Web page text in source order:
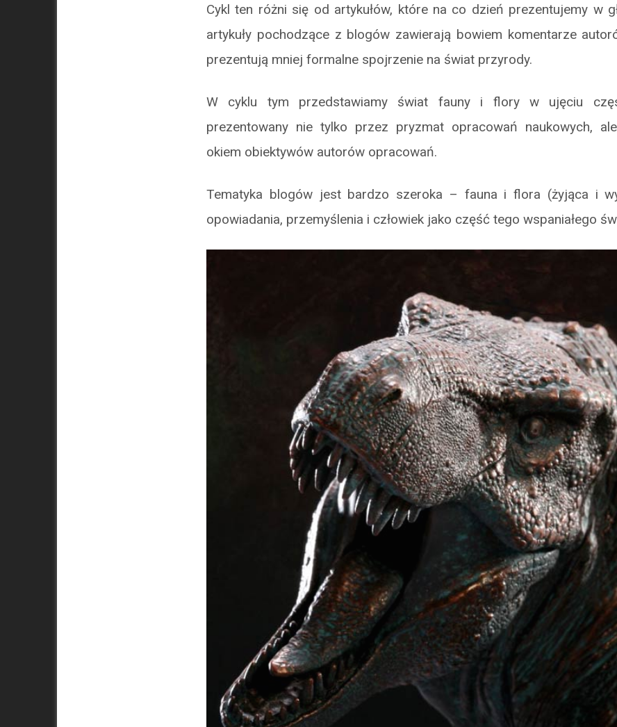
Cykl ten różni się od artykułów, które na co dzień prezentujemy w
artykuły pochodzące z blogów zawierają bowiem komentarze
prezentują mniej formalne spojrzenie na świat przyrody.
W cyklu tym przedstawiamy świat fauny i flory w ujęciu
prezentowany nie tylko przez pryzmat opracowań naukowych,
okiem obiektywów autorów opracowań.
Tematyka blogów jest bardzo szeroka – fauna i flora (żyjąca i
opowiadania, przemyślenia i człowiek jako część tego wspaniałego